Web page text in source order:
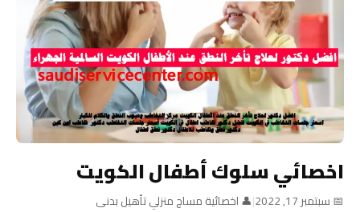
اخصائي سلوك أطفال الكويت
📅 سبتمبر 17, 2022 |👤 اخصائية مساج منزلي تأهيل بدنى